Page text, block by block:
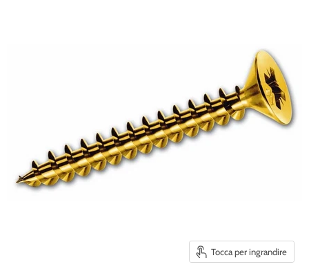
Tocca per ingrandire